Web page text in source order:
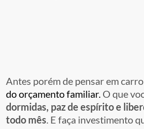
Antes porém de pensar em
do orçamento familiar. O que
dormidas, paz de espírito e
todo mês. E faça investimento